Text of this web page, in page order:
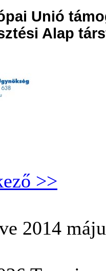
Unió
Alap
>>
2014